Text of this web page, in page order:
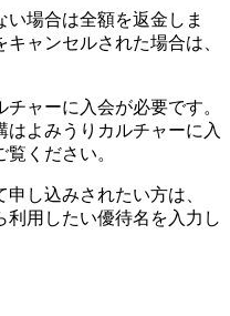
場合は全額を返金しま
ャンセルされた場合は、
ャーに入会が必要です。
よみうりカルチャーに入
覧ください。
し込みされたい方は、
利用したい優待名を入力し